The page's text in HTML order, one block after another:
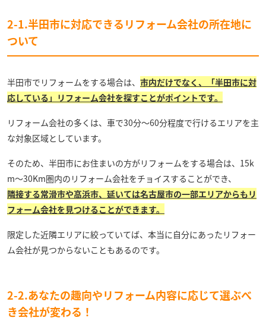
2-1.半田市に対応できるリフォーム会社の所在地に
ついて
半田市でリフォームをする場合は、 市内だけでなく、「半田市に対
応している」リフォーム会社を探すことがポイントです。
リフォーム会社の多くは、車で30分～60分程度で行けるエリアを主
な対象区域としています。
そのため、半田市にお住まいの方がリフォームをする場合は、15k
m～30Km圏内のリフォーム会社をチョイスすることができ、
隣接する常滑市や高浜市、延いては名古屋市の一部エリアからもリ
フォーム会社を見つけることができます。
限定した近隣エリアに絞っていてば、本当に自分にあったリフォー
ム会社が見つからないこともあるのです。
2-2.あなたの趣向やリフォーム内容に応じて選ぶべ
き会社が変わる！